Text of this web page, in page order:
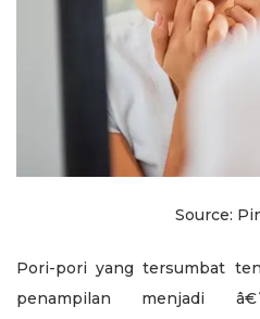
Source:
Pori-pori yang tersumbat
penampilan menjadi